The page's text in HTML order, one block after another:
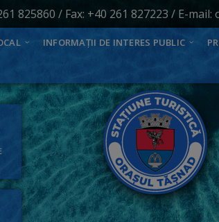
825860 / Fax: +40 261 827223 / E-mail:
INFORMAȚII DE INTERES PUBLIC